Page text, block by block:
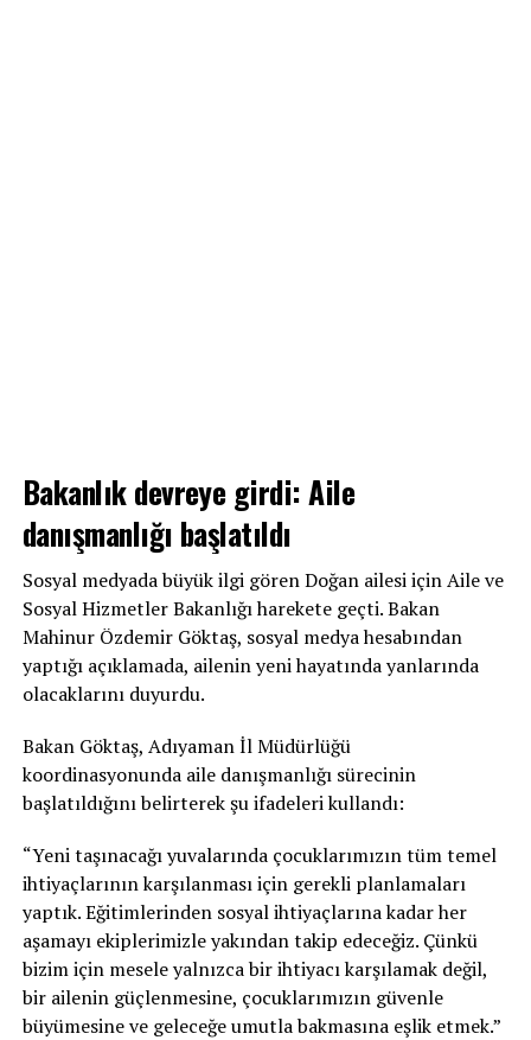
Bakanlık devreye girdi: Aile
danışmanlığı başlatıldı
Sosyal medyada büyük ilgi gören Doğan ailesi için Aile ve
Sosyal Hizmetler Bakanlığı harekete geçti. Bakan
Mahinur Özdemir Göktaş, sosyal medya hesabından
yaptığı açıklamada, ailenin yeni hayatında yanlarında
olacaklarını duyurdu.
Bakan Göktaş, Adıyaman İl Müdürlüğü
koordinasyonunda aile danışmanlığı sürecinin
başlatıldığını belirterek şu ifadeleri kullandı:
“Yeni taşınacağı yuvalarında çocuklarımızın tüm temel
ihtiyaçlarının karşılanması için gerekli planlamaları
yaptık. Eğitimlerinden sosyal ihtiyaçlarına kadar her
aşamayı ekiplerimizle yakından takip edeceğiz. Çünkü
bizim için mesele yalnızca bir ihtiyacı karşılamak değil,
bir ailenin güçlenmesine, çocuklarımızın güvenle
büyümesine ve geleceğe umutla bakmasına eşlik etmek.”